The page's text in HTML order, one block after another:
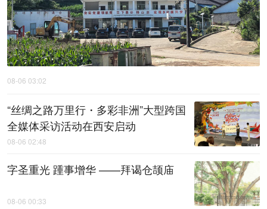
08-06 03:02
“丝绸之路万里行・多彩非洲”大型跨国
全媒体采访活动在西安启动
08-06 02:48
字圣重光 踵事增华 ——拜谒仓颉庙
08-06 00:33